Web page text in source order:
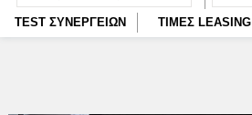
TEST ΣΥΝΕΡΓΕΙΩΝ ΤΙΜΕΣ LEASING